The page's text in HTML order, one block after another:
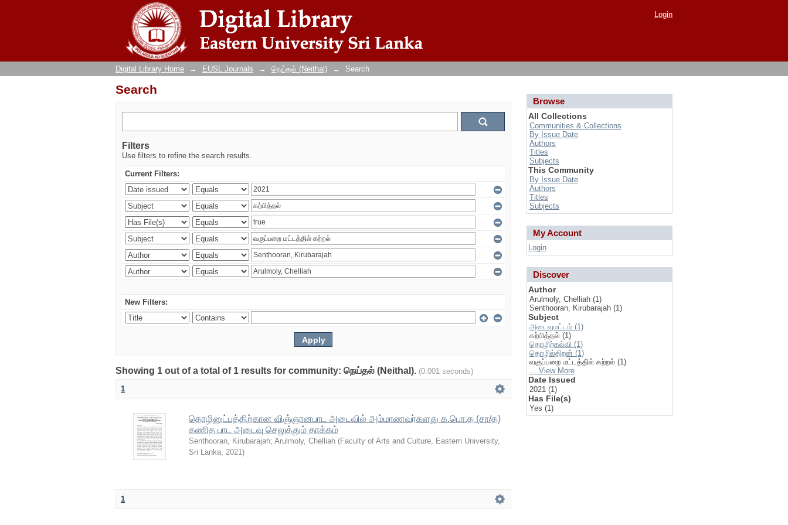
Search
Login
Digital Library Home → EUSL Journals → நெய்தல் (Neithal) → Search
Search
Filters
Use filters to refine the search results.
Current Filters:
New Filters:
Showing 1 out of a total of 1 results for community: நெய்தல் (Neithal). (0.001 seconds)
1
தொழினுட்பத்திற்கான விஞ்ஞானபாட அடைவில் அம்மாணவர்களது க.பொ.த (சா/த)
கணித பாட அடைவு செலுத்தும் தாக்கம்
Senthooran, Kirubarajah; Arulmoly, Chelliah (Faculty of Arts and Culture, Eastern University,
Sri Lanka, 2021)
1
Browse
All Collections
Communities & Collections
By Issue Date
Authors
Titles
Subjects
This Community
By Issue Date
Authors
Titles
Subjects
My Account
Login
Discover
Author
Arulmoly, Chelliah (1)
Senthooran, Kirubarajah (1)
Subject
அடைவுமட்டம் (1)
கற்பித்தல் (1)
தொழிற்கல்வி (1)
தொழில்திறன் (1)
வகுப்பறை மட்டத்தில் கற்றல் (1)
... View More
Date Issued
2021 (1)
Has File(s)
Yes (1)